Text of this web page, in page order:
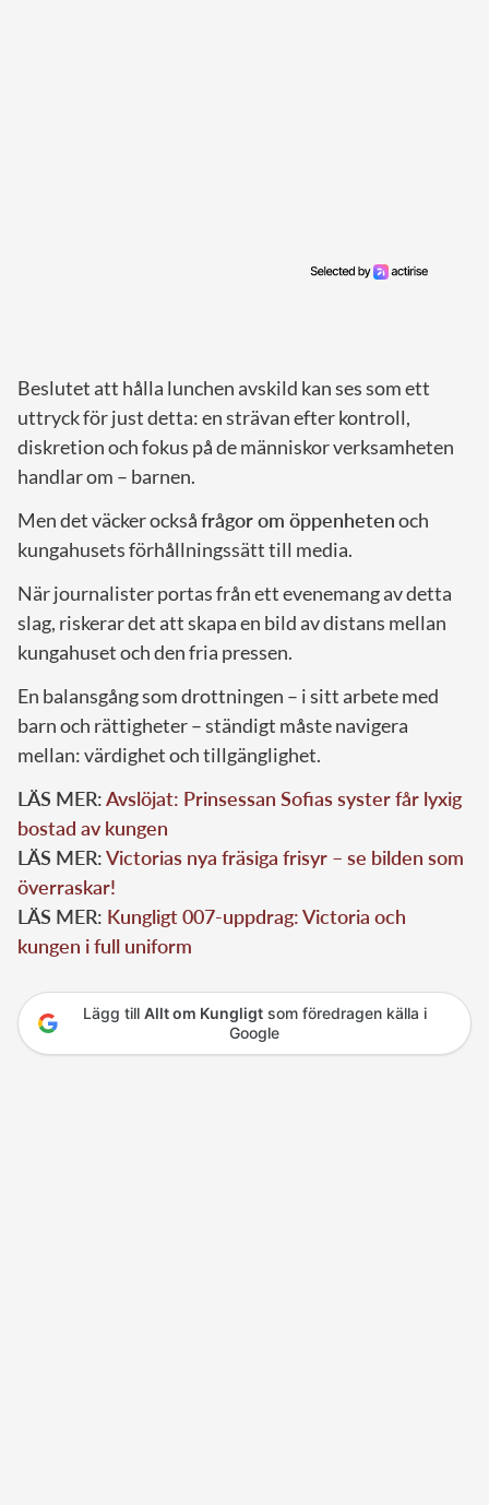
Beslutet att hålla lunchen avskild kan ses som ett
uttryck för just detta: en strävan efter kontroll,
diskretion och fokus på de människor verksamheten
handlar om – barnen.
Men det väcker ocksåfrågor om öppenhetenoch
kungahusets förhållningssätt till media.
När journalister portas från ett evenemang av detta
slag, riskerar det att skapa en bild av distans mellan
kungahuset och den fria pressen.
En balansgång som drottningen – i sitt arbete med
barn och rättigheter – ständigt måste navigera
mellan: värdighet och tillgänglighet.
LÄS MER:Avslöjat: Prinsessan Sofias syster får lyxig
bostad av kungen
LÄS MER:Victorias nya fräsiga frisyr – se bilden som
överraskar!
LÄS MER: Kungligt 007-uppdrag: Victoria och
kungen i full uniform
Lägg till Allt om Kungligtsom föredragen källa i
Google